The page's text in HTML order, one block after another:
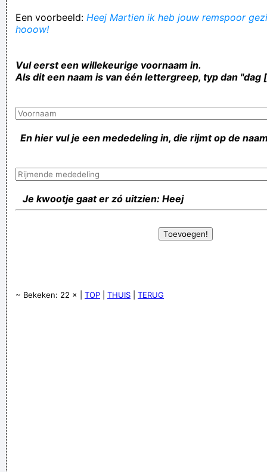
Een voorbeeld: Heej Martien ik heb jouw remspoor
hooow!
Vul eerst een willekeurige voornaam in.
Als dit een naam is van één lettergreep, typ dan "dag
En hier vul je een mededeling in, die rijmt op de
Je kwootje gaat er zó uitzien: Heej
~ Bekeken: 22 × | TOP THUIS TERUG